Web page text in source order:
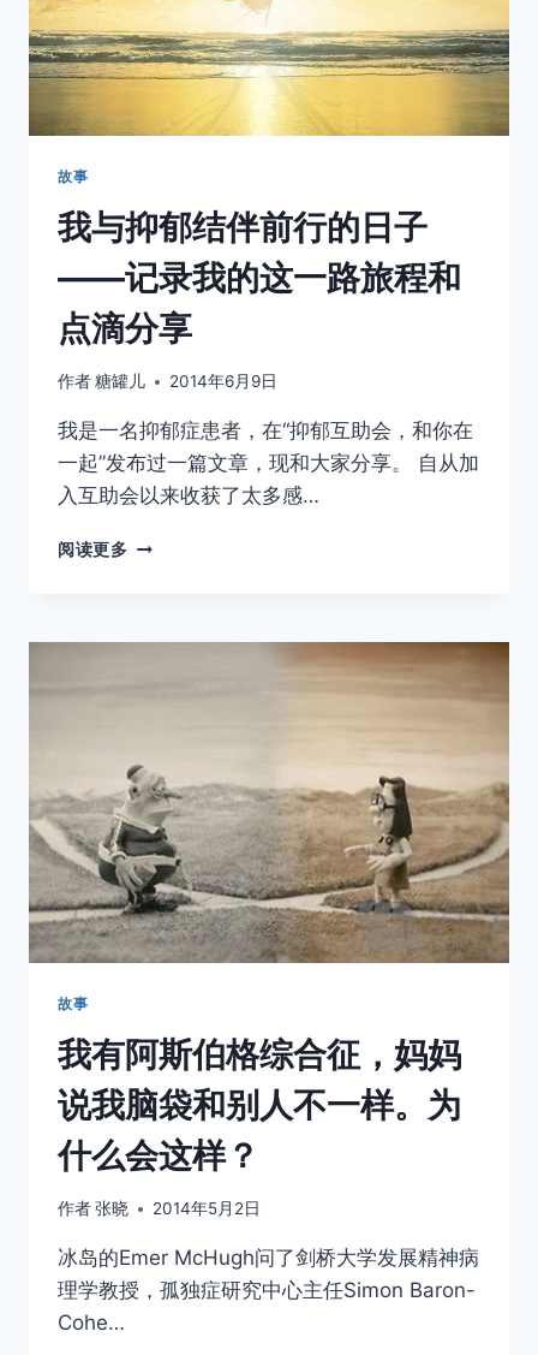
自
我
知
故事
我与抑郁结伴前行的日子
——记录我的这一路旅程和
点滴分享
作者糖罐儿 2014年6月9日
我是一名抑郁症患者，在“抑郁互助会，和你在
一起”发布过一篇文章，现和大家分享。 自从加
入互助会以来收获了太多感…
阅读更多 我
结
日
子
——
记
录
我
的
这
程
和
点
滴
分
享
故事
我有阿斯伯格综合征，妈妈
说我脑袋和别人不一样。为
什么会这样？
作者张晓 2014年5月2日
冰岛的Emer McHugh问了剑桥大学发展精神病
理学教授，孤独症研究中心主任Simon Baron-
Cohe…